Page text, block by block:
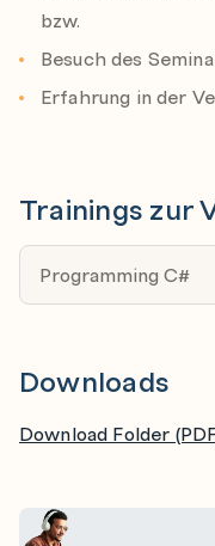
bzw.
Besuch des
Erfahrung in der
Trainings zur
Programming C#
Downloads
Download Folder